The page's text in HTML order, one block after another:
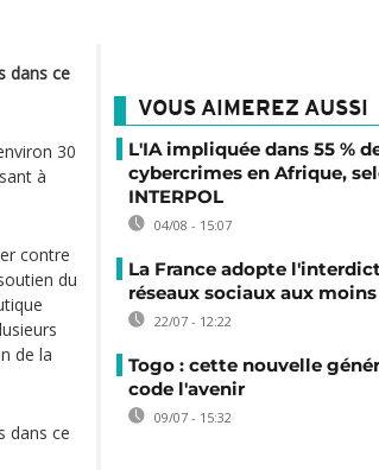
dans ce
30
à
contre
du
de la
dans ce
VOUS AIMEREZ AUSSI
L'IA impliquée dans 55 %
cybercrimes en Afrique,
INTERPOL
04/08 - 15:07
La France adopte
réseaux sociaux aux moins
22/07 - 12:22
Togo : cette nouvelle
code l'avenir
09/07 - 15:32